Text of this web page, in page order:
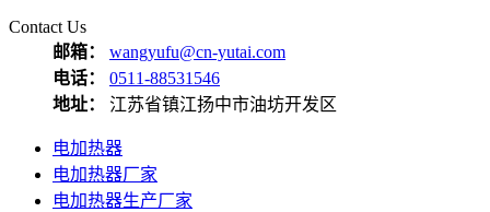
Contact Us
邮箱：
wangyufu@cn-yutai.com
电话：
0511-88531546
地址：
江苏省镇江扬中市油坊开发区
电加热器
电加热器厂家
电加热器生产厂家